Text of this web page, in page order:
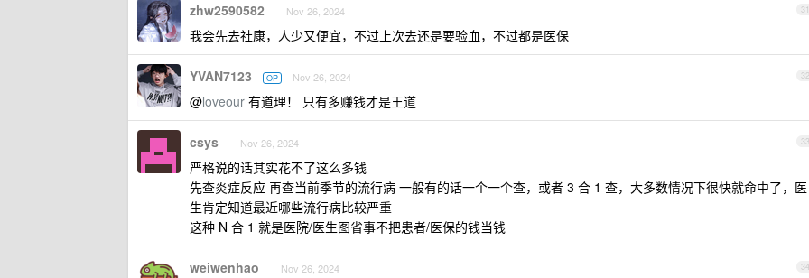
31
zhw2590582 Nov 26, 2024
我会先去社康，人少又便宜，不过上次去还是要验血，不过都是医保
32
YVAN7123 OP Nov 26, 2024
@loveour 有道理！ 只有多赚钱才是王道
33
csys Nov 26, 2024
严格说的话其实花不了这么多钱
先查炎症反应 再查当前季节的流行病 一般有的话一个一个查，或者 3 合 1 查，大多数情况下很快就命中了，医
生肯定知道最近哪些流行病比较严重
这种 N 合 1 就是医院/医生图省事不把患者/医保的钱当钱
34
weiwenhao Nov 26, 2024